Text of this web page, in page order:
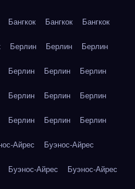
Бангкок Бангкок Бангкок
Берлин Берлин Берлин
Берлин Берлин Берлин
Берлин Берлин Берлин
Берлин Берлин Берлин
Айрес Буэнос-Айрес
Буэнос-Айрес Буэнос-Айрес